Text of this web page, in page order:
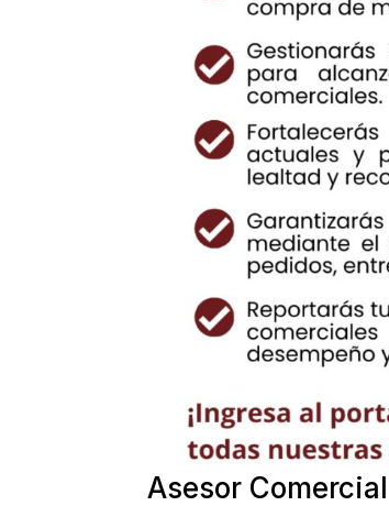
Asesor Comercial